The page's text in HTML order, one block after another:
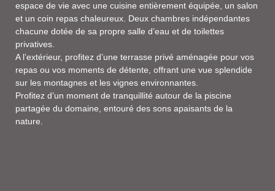
espace de vie avec une cuisine entièrement équipée, un salon
et un coin repas chaleureux. Deux chambres indépendantes
chacune dotée de sa propre salle d’eau et de toilettes
privatives.
A l’extérieur, profitez d’une terrasse privé aménagée pour vos
repas ou vos moments de détente, offrant une vue splendide
sur les montagnes et les vignes environnantes.
Profitez d’un moment de tranquillité autour de la piscine
partagée du domaine, entouré des sons apaisants de la
nature.